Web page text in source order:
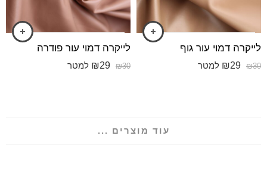
לייקרה דמוי עור גוף
₪30
₪29 למטר
לייקרה דמוי עור פודרה
₪30
₪29 למטר
עוד מוצרים ...